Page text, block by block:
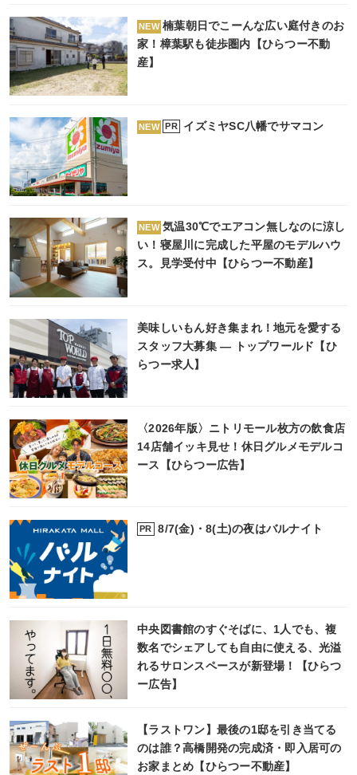
NEW 楠葉朝日でこーんな広い庭付きのお
家！樟葉駅も徒歩圏内【ひらつー不動
産】
NEW PR イズミヤSC八幡でサマコン
NEW 気温30℃でエアコン無しなのに涼し
い！寝屋川に完成した平屋のモデルハウ
ス。見学受付中【ひらつー不動産】
美味しいもん好き集まれ！地元を愛する
スタッフ大募集 ― トップワールド【ひ
らつー求人】
〈2026年版〉ニトリモール枚方の飲食店
14店舗イッキ見せ！休日グルメモデルコ
ース【ひらつー広告】
PR 8/7(金)・8(土)の夜はバルナイト
中央図書館のすぐそばに、1人でも、複
数名でシェアしても自由に使える、光溢
れるサロンスペースが新登場！【ひらつ
ー広告】
【ラストワン】最後の1邸を引き当てる
のは誰？高橋開発の完成済・即入居可の
お家まとめ【ひらつー不動産】